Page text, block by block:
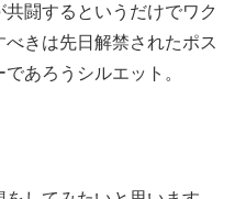
共闘するというだけでワク
きは先日解禁されたポス
あろうシルエット。